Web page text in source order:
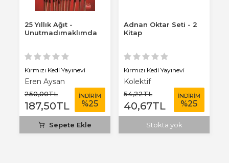
25 Yıllık Ağıt -
Unutmadımaklımda
Kırmızı Kedi Yayınevi
Eren Aysan
250,00TL
187,50TL
İNDİRİM
%25
Sepete Ekle
Adnan Oktar Seti - 2
Kitap
Kırmızı Kedi Yayınevi
Kolektif
54,22TL
40,67TL
İNDİRİM
%25
Stokta yok